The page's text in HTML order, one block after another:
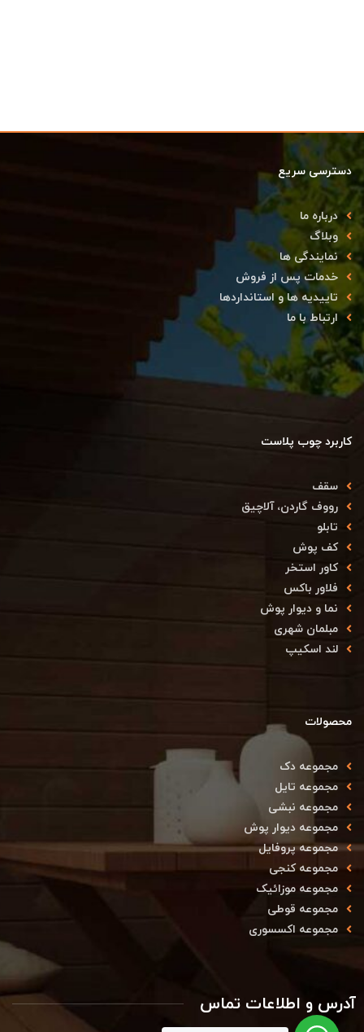
دسترسی سریع
درباره ما
وبلاگ
نمایندگی ها
خدمات پس از فروش
تاییدیه ها و استانداردها
ارتباط با ما
کاربرد چوب پلاست
سقف
رووف گاردن، آلاچیق
تابلو
کف پوش
کاور استخر
فلاور باکس
نما و دیوار پوش
مبلمان شهری
لند اسکیپ
محصولات
مجموعه دک
مجموعه تایل
مجموعه نبشی
مجموعه دیوار پوش
مجموعه پروفایل
مجموعه کنجی
مجموعه موزائیک
مجموعه قوطی
مجموعه اکسسوری
آدرس و اطلاعات تماس